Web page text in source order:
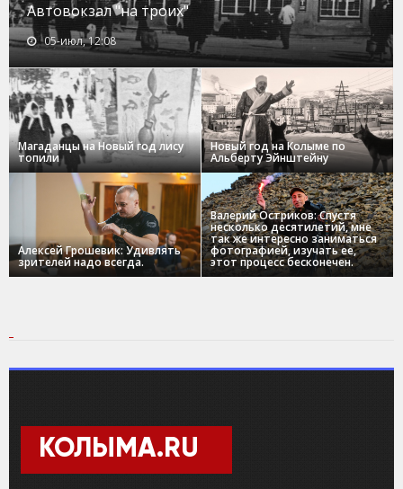
Автовокзал "на троих"
05-июл, 12:08
Магаданцы на Новый год лису
топили
Новый год на Колыме по
Альберту Эйнштейну
Алексей Грошевик: Удивлять
зрителей надо всегда.
Валерий Остриков: Спустя
несколько десятилетий, мне
так же интересно заниматься
фотографией, изучать ее,
этот процесс бесконечен.
КОЛЫМА.RU